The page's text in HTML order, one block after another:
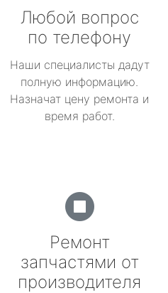
Любой вопрос
по телефону
Наши специалисты дадут
полную информацию.
Назначат цену ремонта и
время работ.
Ремонт
запчастями от
производителя